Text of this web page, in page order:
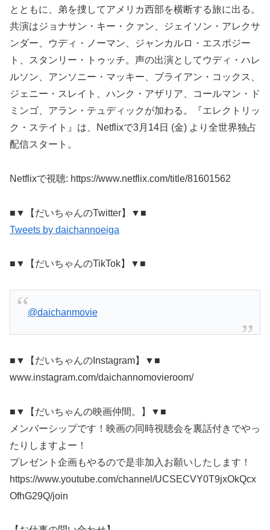
とともに、弟を捜してアメリカ西部を横断する旅に出る。
共演はジョナサン・キー・クァン、ジェイソン・アレクサ
ンダー、ウディ・ノーマン、ジャンカルロ・エスポジー
ト、スタンリー・トゥッチ。声の出演としてウディ・ハレ
ルソン、アンソニー・マッキー、ブライアン・コックス、
ジェニー・スレイト、ハンク・アザリア、コールマン・ド
ミンゴ、アラン・テュディックが加わる。『エレクトリッ
ク・ステイト』は、Netflixで3月14日 (金) より全世界独占
配信スタート。
Netflixで視聴: https://www.netflix.com/title/81601562
■▼【だいちゃんのTwitter】▼■
Tweets by daichannoeiga
■▼【だいちゃんのTikTok】▼■
@daichanmovie
■▼【だいちゃんのInstagram】▼■
www.instagram.com/daichannomovieroom/
■▼【だいちゃんの映画仲間。】▼■
メンバーシップです！映画の同時視聴会を裏話付きでやっ
たりしますよー！
プレゼント企画もやるので是非加入お願いしたします！
https://www.youtube.com/channel/UCSECVY0T9jxOkQcx
OfhG29Q/join